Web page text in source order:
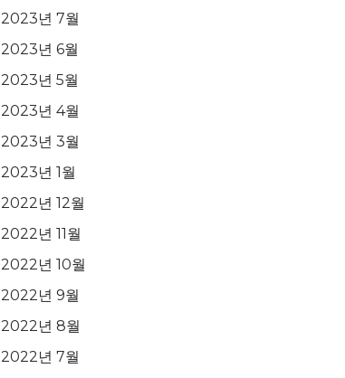
2023년 7월
2023년 6월
2023년 5월
2023년 4월
2023년 3월
2023년 1월
2022년 12월
2022년 11월
2022년 10월
2022년 9월
2022년 8월
2022년 7월